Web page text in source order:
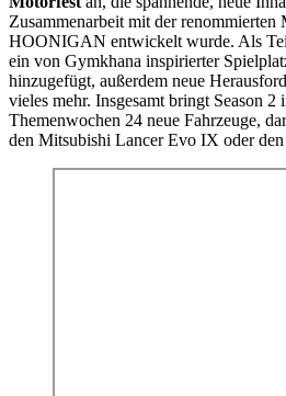
Zusammenarbeit mit der renommierten
HOONIGAN entwickelt wurde. Als
ein von Gymkhana inspirierter
hinzugefügt, außerdem neue
vieles mehr. Insgesamt bringt Season
Themenwochen 24 neue Fahrzeuge,
den Mitsubishi Lancer Evo IX oder